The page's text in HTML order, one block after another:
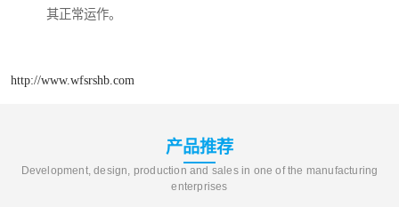
其正常运作。
http://www.wfsrshb.com
产品推荐
Development, design, production and sales in one of the manufacturing
enterprises